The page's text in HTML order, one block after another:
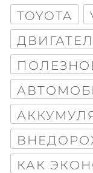
TOYOTA
КАК